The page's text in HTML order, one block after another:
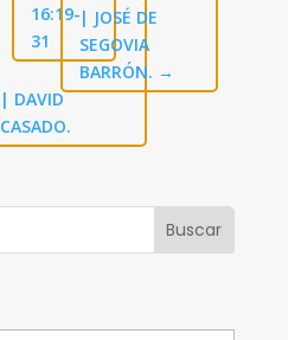
16:19-
31
| DAVID
CASADO.
| JOSÉ DE
SEGOVIA
BARRÓN. →